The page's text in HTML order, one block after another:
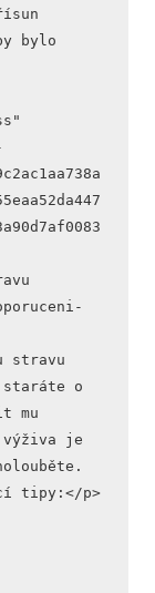
bylo
stravu
staráte o
mu
výživa je
tipy:</p>